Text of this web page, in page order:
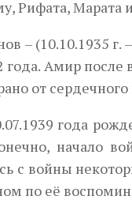
Рифата, Марата
– (10.10.1935 г.
года. Амир
от
года
начало
с войны
по её